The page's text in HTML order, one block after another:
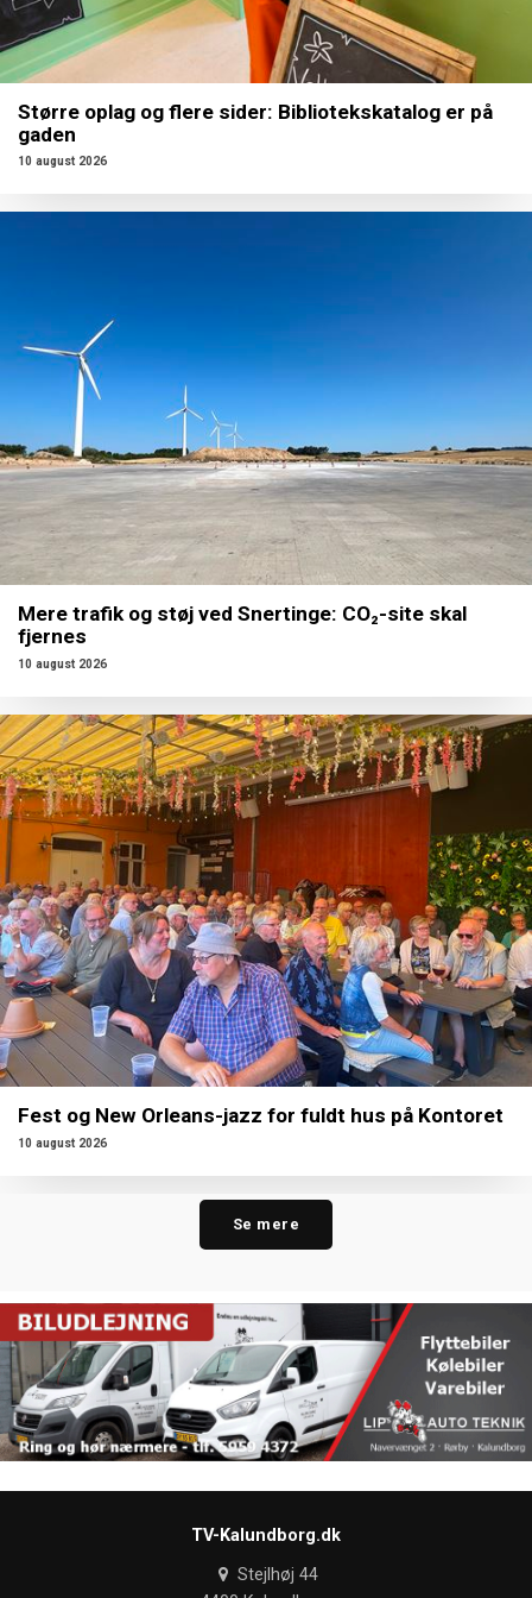
Større oplag og flere sider: Bibliotekskatalog er på
gaden
10 august 2026
Mere trafik og støj ved Snertinge: CO₂-site skal
fjernes
10 august 2026
Fest og New Orleans-jazz for fuldt hus på Kontoret
10 august 2026
Se mere
TV-Kalundborg.dk
Stejlhøj 44